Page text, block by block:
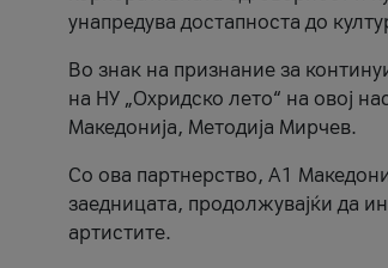
унапредува достапноста до
Во знак на признание за
на НУ „Охридско лето“ на овој
Македонија, Методија Мирчев.
Со ова партнерство, A1
заедницата, продолжувајќи да
артистите.